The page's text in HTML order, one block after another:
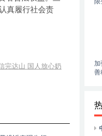
真履行社会责
完达山 国人放心奶
善